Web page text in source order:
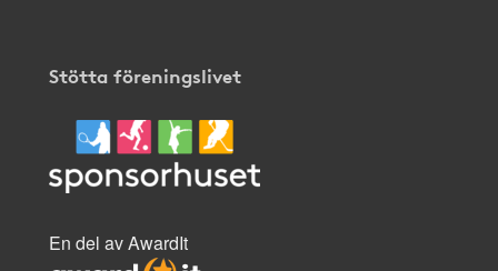
Stötta föreningslivet
En del av AwardIt